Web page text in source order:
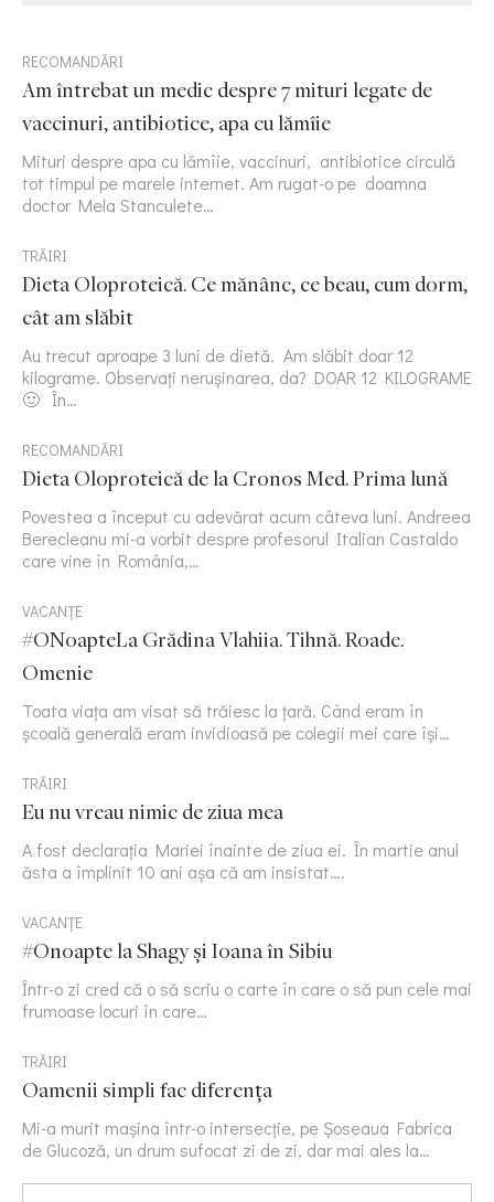
RECOMANDĂRI
Am întrebat un medic despre 7 mituri legate de
vaccinuri, antibiotice, apa cu lămîie
Mituri despre apa cu lămîie, vaccinuri, antibiotice circulă
tot timpul pe marele internet. Am rugat-o pe doamna
doctor Mela Stanculete…
TRĂIRI
Dieta Oloproteică. Ce mănânc, ce beau, cum dorm,
cât am slăbit
Au trecut aproape 3 luni de dietă. Am slăbit doar 12
kilograme. Observați nerușinarea, da? DOAR 12 KILOGRAME
🙂 În…
RECOMANDĂRI
Dieta Oloproteică de la Cronos Med. Prima lună
Povestea a început cu adevărat acum câteva luni. Andreea
Berecleanu mi-a vorbit despre profesorul Italian Castaldo
care vine în România,…
VACANȚE
#ONoapteLa Grădina Vlahiia. Tihnă. Roade.
Omenie
Toata viața am visat să trăiesc la țară. Când eram în
școală generală eram invidioasă pe colegii mei care își…
TRĂIRI
Eu nu vreau nimic de ziua mea
A fost declarația Mariei înainte de ziua ei. În martie anul
ăsta a împlinit 10 ani așa că am insistat….
VACANȚE
#Onoapte la Shagy și Ioana în Sibiu
Într-o zi cred că o să scriu o carte în care o să pun cele mai
frumoase locuri în care…
TRĂIRI
Oamenii simpli fac diferența
Mi-a murit mașina într-o intersecție, pe Șoseaua Fabrica
de Glucoză, un drum sufocat zi de zi, dar mai ales la…